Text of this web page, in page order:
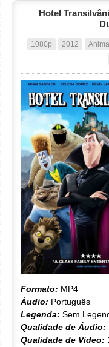
Hotel
1080p 2012
Formato: MP4
Áudio: Português
Legenda: Sem
Qualidade de Áudio:
Qualidade de Vídeo: